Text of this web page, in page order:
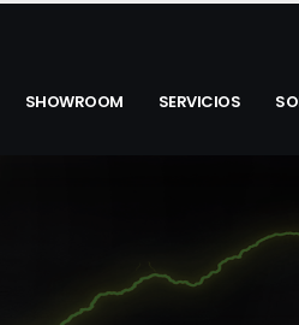
SHOWROOM SERVICIOS